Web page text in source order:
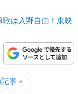
歌は入野自由！東映
事 »